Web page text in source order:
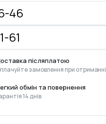
46
61
післяплатою
замовлення при отриманні
обмін та повернення
14 днів